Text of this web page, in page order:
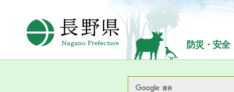
長野県Nagano Prefecture
防災・安全